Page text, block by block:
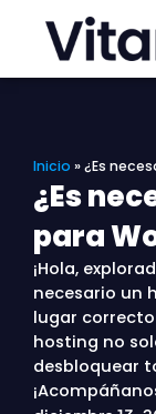
contenido
Inicio »¿Es
¿Es
para
¡Hola,
necesario un
lugar
hosting no
desbloquear